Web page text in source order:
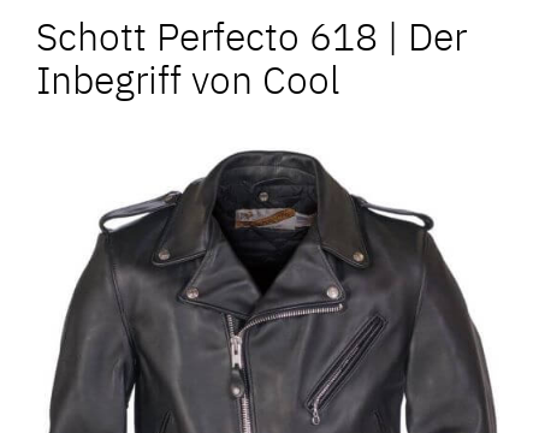
Schott Perfecto 618 | Der
Inbegriff von Cool